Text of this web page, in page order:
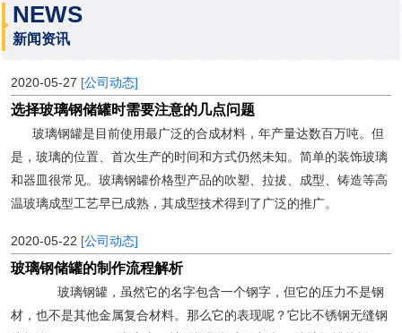
NEWS
新闻资讯
2020-05-27 [公司动态]
选择玻璃钢储罐时需要注意的几点问题
玻璃钢罐是目前使用最广泛的合成材料，年产量达数百万吨。但
是，玻璃的位置、首次生产的时间和方式仍然未知。简单的装饰玻璃
和器皿很常见。玻璃钢罐价格型产品的吹塑、拉拔、成型、铸造等高
温玻璃成型工艺早已成熟，其成型技术得到了广泛的推广。
2020-05-22 [公司动态]
玻璃钢储罐的制作流程解析
玻璃钢罐，虽然它的名字包含一个钢字，但它的压力不是钢
材，也不是其他金属复合材料。那么它的表现呢？它比不锈钢无缝钢